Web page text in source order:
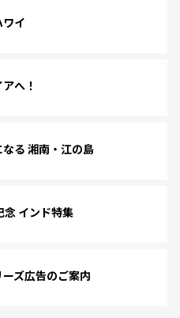
イ
へ！
る 湘南・江の島
念 インド特集
ーズ広告のご案内